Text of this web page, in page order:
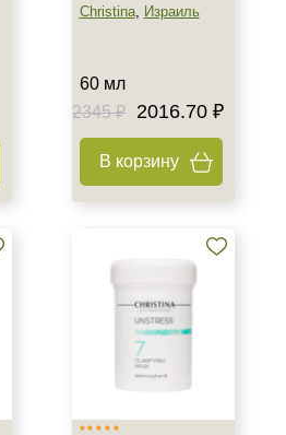
Christina, Израиль
60 мл
2345 ₽
2016.70 ₽
В корзину